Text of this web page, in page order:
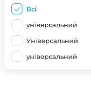
Всі
універсальний
Універсальний
універсальний